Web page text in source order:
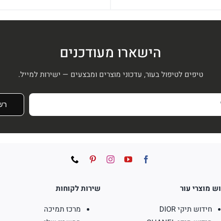
היה: הוא:
הישארו מעודכנים
טיפים לטיפול בעור, עדכוני מוצרים ומבצעים — ישירות למייל.
מוצרי עור
חידוש תיקי DIOR
שירות לקוחות
מרכז תמיכה